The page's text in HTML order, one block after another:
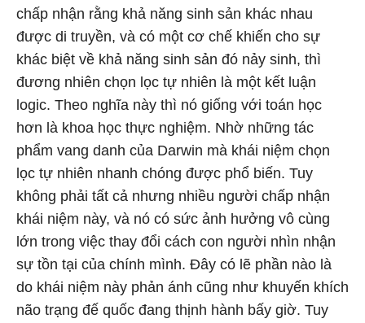
chấp nhận rằng khả năng sinh sản khác nhau
được di truyền, và có một cơ chế khiến cho sự
khác biệt về khả năng sinh sản đó nảy sinh, thì
đương nhiên chọn lọc tự nhiên là một kết luận
logic. Theo nghĩa này thì nó giống với toán học
hơn là khoa học thực nghiệm. Nhờ những tác
phẩm vang danh của Darwin mà khái niệm chọn
lọc tự nhiên nhanh chóng được phổ biến. Tuy
không phải tất cả nhưng nhiều người chấp nhận
khái niệm này, và nó có sức ảnh hưởng vô cùng
lớn trong việc thay đổi cách con người nhìn nhận
sự tồn tại của chính mình. Đây có lẽ phần nào là
do khái niệm này phản ánh cũng như khuyến khích
não trạng đế quốc đang thịnh hành bấy giờ. Tuy